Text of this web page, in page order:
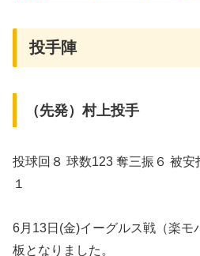
投手陣
（先発）村上投手
投球回８ 球数123 奪三振６ 被安
１
6月13日(金)イーグルス戦（楽モ
板となりました。